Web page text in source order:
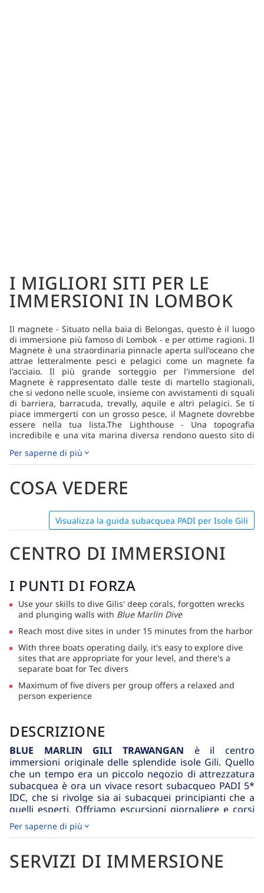
I MIGLIORI SITI PER LE
IMMERSIONI IN LOMBOK
Il magnete - Situato nella baia di Belongas, questo è il luogo
di immersione più famoso di Lombok - e per ottime ragioni. Il
Magnete è una straordinaria pinnacle aperta sull'oceano che
attrae letteralmente pesci e pelagici come un magnete fa
l'acciaio. Il più grande sorteggio per l'immersione del
Magnete è rappresentato dalle teste di martello stagionali,
che si vedono nelle scuole, insieme con avvistamenti di squali
di barriera, barracuda, trevally, aquile e altri pelagici. Se ti
piace immergerti con un grosso pesce, il Magnete dovrebbe
essere nella tua lista.The Lighthouse - Una topografia
incredibile e una vita marina diversa rendono questo sito di
canyon e la scarpata, troverai banchi di scimpanzè e squali
pinna bianca di pattuglia. Enormi massi creano interessanti
bommie di corallo sono avvolte da pesci di vetro. Tieni
d'occhio anche il blu per passare le scuole di fucilieri,
corridori arcobaleno e sgombri.Scale to Medang: un vibrante
altopiano di corallo vi saluta quando inizierete l'immersione a
circa 14 metri / 45 piedi prima di scendere più in profondità
l'inaspettato: qui sono stati visti tutti, dalle mante, agli squali
della barriera corallina e ai martelli di passaggio. Il punto
prende il nome e l'abbondante pesce di barriera e coralli che
portano colori sorprendenti alle secche.Cathedral - Questo
magnifico pinnacolo di roccia incrostato di corallo è un
favorito per molti subacquei. La sua posizione di oceano
aperto lo rende una grande attrazione per il passaggio di
pelagici, compresi i raggi aquila, la caccia a trevally,
barracuda, scolo di scuola, corridori arcobaleno e fucilieri.
Assicurati di avere tempo per indagare sui coralli: qui si trova
anche una grande quantità di macro-vita.Gili Sarang - Gili
Sarang, meglio noto per l'azione "big fish" e la mobula
stagionale (agosto e settembre), è una collezione di pinnacoli
e massi che attirano i pelagici. Gli incontri frequenti qui
un gran barracuda, trevally giganti e jack. Qui potrai anche
trovano al loro interno.
Per saperne di più
COSA VEDERE
Visualizza la guida subacquea PADI per Isole Gili
CENTRO DI IMMERSIONI
I PUNTI DI FORZA
Use your skills to dive Gilis' deep corals, forgotten wrecks
and plunging walls with Blue Marlin Dive
Reach most dive sites in under 15 minutes from the harbor
With three boats operating daily, it's easy to explore dive
sites that are appropriate for your level, and there's a
separate boat for Tec divers
Maximum of five divers per group offers a relaxed and
person experience
DESCRIZIONE
BLUE MARLIN GILI TRAWANGAN è il centro
immersioni originale delle splendide isole Gili. Quello
che un tempo era un piccolo negozio di attrezzatura
subacquea è ora un vivace resort subacqueo PADI 5*
IDC, che si rivolge sia ai subacquei principianti che a
quelli esperti. Offriamo escursioni giornaliere e corsi
PADI multilingue tenuti da istruttori PADI
pluripremiati.
per imparare a immergersi. Potrete scegliere tra oltre
Per saperne di più
SERVIZI DI IMMERSIONE